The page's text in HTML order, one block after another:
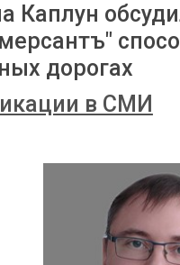
Каплун
дорогах
в СМИ